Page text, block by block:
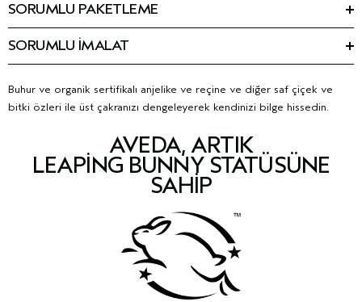
Isoeugenol, Glycine Soja (Soybean) Oil, Coco-
Caprylate/Caprate, Tocopherol<ILN49946>
Lütfen içerik listelerinin değişebileceğini veya zaman zaman
değişime uğrayabileceklerini unutmayın. Lütfen en güncel içerik
listesi için aldığınız ürün paketindeki içerik listesine bakın.
SORUMLU PAKETLEME
PET şişe. Geri dönüşümü destekleyin.
SORUMLU İMALAT
ile ilgili daha fazla bilgi için tıklayın.
Buhur ve organik sertifikalı anjelike ve reçine ve diğer saf çiçek ve
bitki özleri ile üst çakranızı dengeleyerek kendinizi bilge hissedin.
AVEDA, ARTIK
LEAPING BUNNY STATÜSÜNE
SAHIP